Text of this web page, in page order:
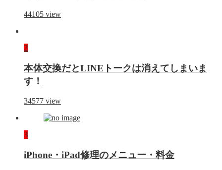
44105 view
2
本体交換だとLINEトークは消えてしまいま
す！
34577 view
3
iPhone・iPad修理のメニュー・料金